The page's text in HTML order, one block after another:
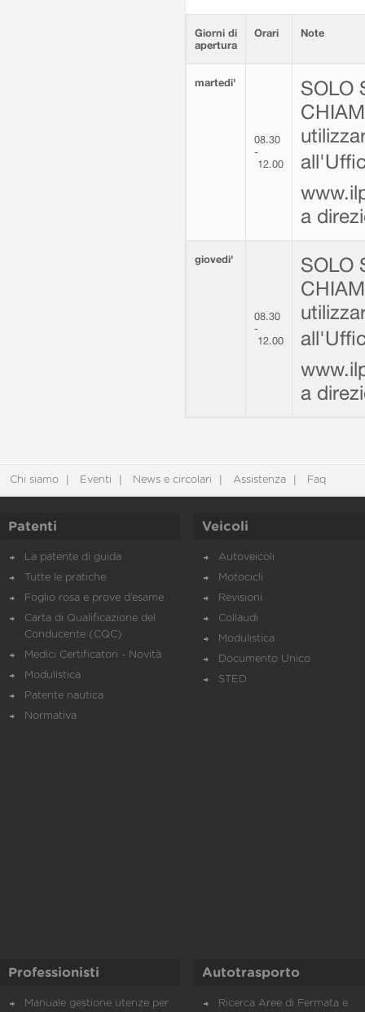
Giorni di
apertura
Orari Note
martedi'
08.30
-
12.00
SOLO
a
giovedi'
08.30
-
12.00
SOLO
a
Chi siamo Eventi News e circolari Assistenza Faq
Patenti
La patente di guida
Tutte le pratiche
Foglio rosa e prove d’esame
Carta di Qualificazione del
Conducente (CQC)
Medici Certificatori - Novità
Modulistica
Patente nautica
Normativa
Veicoli
Autoveicoli
Motocicli
Revisioni
Collaudi
Modulistica
Documento Unico
STED
Professionisti
Manuale gestione utenze per
Autotrasporto
Ricerca Aree di Fermata e